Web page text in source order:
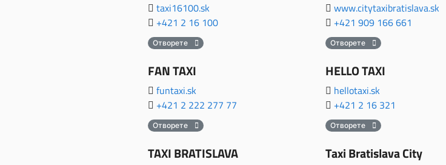
taxi16100.sk
+421 2 16 100
Отворете
www.citytaxibratislava.sk
+421 909 166 661
Отворете
FAN TAXI
funtaxi.sk
+421 2 222 277 77
Отворете
HELLO TAXI
hellotaxi.sk
+421 2 16 321
Отворете
TAXI BRATISLAVA Taxi Bratislava City